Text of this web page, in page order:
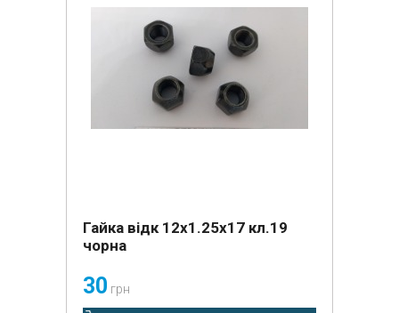
Гайка відк 12х1.25х17 кл.19
чорна
30 грн